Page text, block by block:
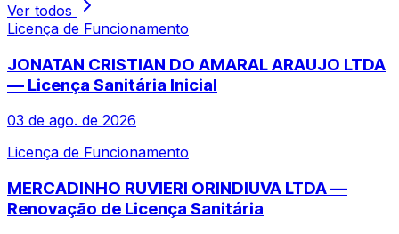
Ver todos
Licença de Funcionamento
JONATAN CRISTIAN DO AMARAL ARAUJO LTDA
— Licença Sanitária Inicial
03 de ago. de 2026
Licença de Funcionamento
MERCADINHO RUVIERI ORINDIUVA LTDA —
Renovação de Licença Sanitária